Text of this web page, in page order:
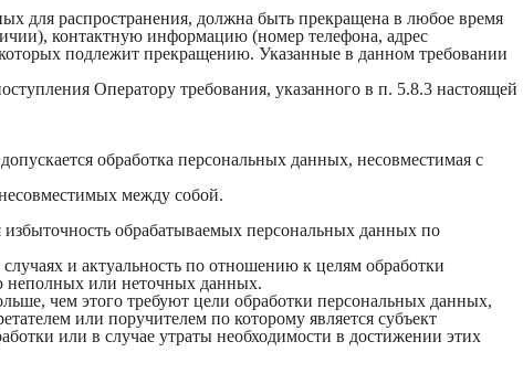
для распространения, должна быть прекращена в любое время
контактную информацию (номер телефона, адрес
подлежит прекращению. Указанные в данном требовании
Оператору требования, указанного в п. 5.8.3 настоящей
обработка персональных данных, несовместимая с
между собой.
обрабатываемых персональных данных по
и актуальность по отношению к целям обработки
неполных или неточных данных.
чем этого требуют цели обработки персональных данных,
или поручителем по которому является субъект
или в случае утраты необходимости в достижении этих